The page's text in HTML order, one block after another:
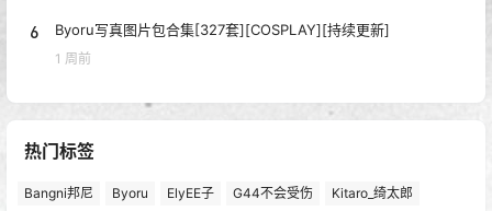
6 Byoru写真图片包合集[327套][COSPLAY][持续更新]
1 周前
热门标签
Bangni邦尼 Byoru ElyEE子 G44不会受伤
Kitaro_绮太郎